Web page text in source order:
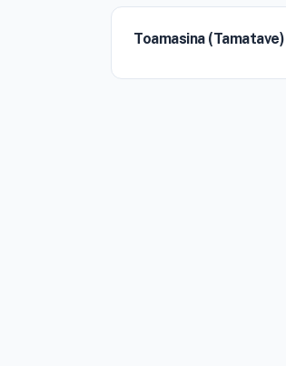
Toamasina (Tamatave)